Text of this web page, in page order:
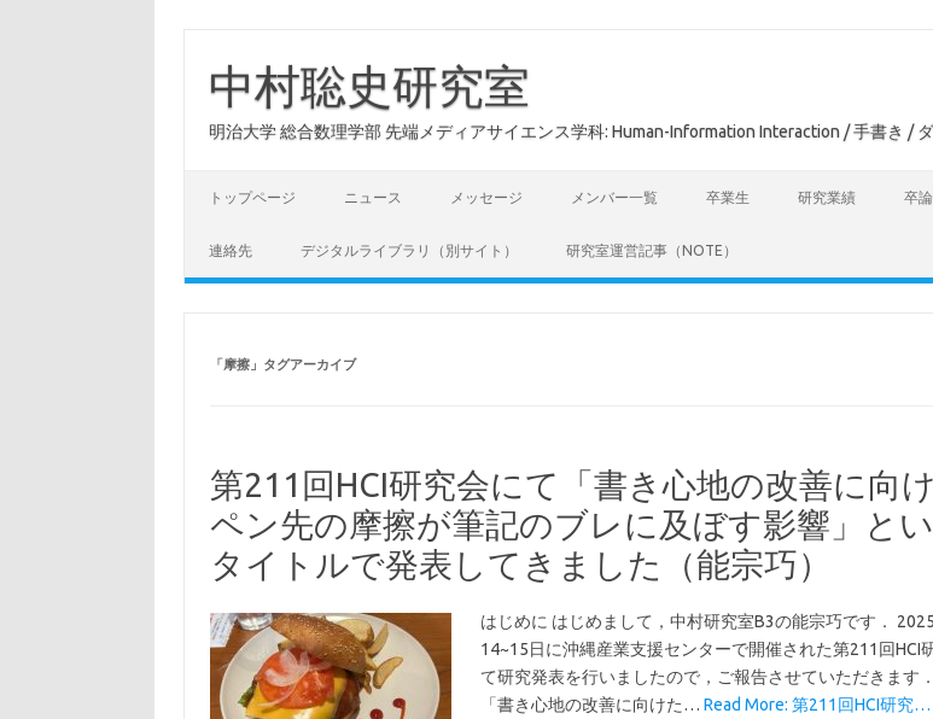
中村聡史研究室
明治大学 総合数理学部 先端メディアサイエンス学科: Human-Information Interaction / 手書き /
トップページ ニュース メッセージ メンバー一覧 卒業生 研究業績 卒
連絡先 デジタルライブラリ（別サイト） 研究室運営記事（NOTE）
「摩擦」タグアーカイブ
第211回HCI研究会にて「書き心地の改善に向
ペン先の摩擦が筆記のブレに及ぼす影響」とい
タイトルで発表してきました（能宗巧）
はじめに はじめまして，中村研究室B3の能宗巧です．
14~15日に沖縄産業支援センターで開催された第211回HCI
て研究発表を行いましたので，ご報告させていただきます
「書き心地の改善に向けた… Read More: 第211回HCI研究…